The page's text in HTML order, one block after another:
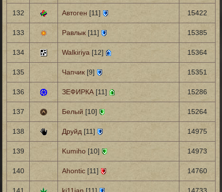
132 Автоген [11] 15422
133 Равлык [11] 15385
134 Walkiriya [12] 15364
135 Чапчик [9] 15351
136 ЗЕФИРКА [11] 15286
137 Белый [10] 15264
138 Друйд [11] 14975
139 Kumiho [10] 14973
140 Ahontic [11] 14760